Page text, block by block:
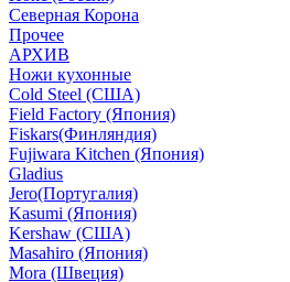
Северная Корона
Прочее
АРХИВ
Ножи кухонные
Cold Steel (США)
Field Factory (Япония)
Fiskars(Финляндия)
Fujiwara Kitchen (Япония)
Gladius
Jero(Португалия)
Kasumi (Япония)
Kershaw (США)
Masahiro (Япония)
Mora (Швеция)